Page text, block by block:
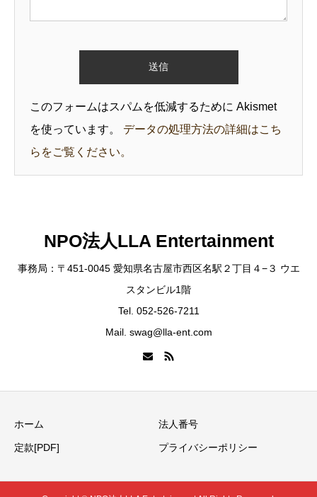
このフォームはスパムを低減するために Akismet
を使っています。 データの処理方法の詳細はこち
らをご覧ください。
NPO法人LLA Entertainment
事務局：〒451-0045 愛知県名古屋市西区名駅２丁目４−３ ウエ
スタンビル1階
Tel. 052-526-7211
Mail. swag@lla-ent.com
ホーム 法人番号
定款[PDF] プライバシーポリシー